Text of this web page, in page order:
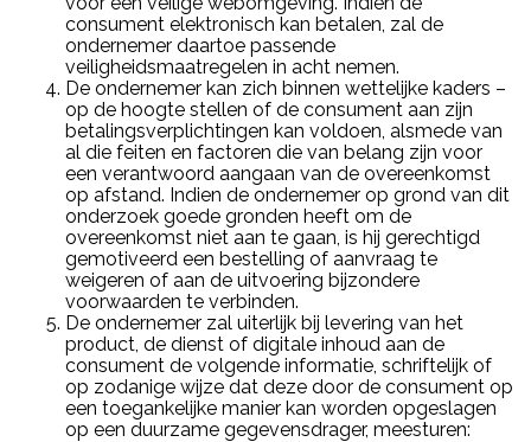
consument elektronisch kan betalen, zal de
ondernemer daartoe passende
veiligheidsmaatregelen in acht nemen.
De ondernemer kan zich binnen wettelijke kaders –
op de hoogte stellen of de consument aan zijn
betalingsverplichtingen kan voldoen, alsmede van
al die feiten en factoren die van belang zijn voor
een verantwoord aangaan van de overeenkomst
op afstand. Indien de ondernemer op grond van dit
onderzoek goede gronden heeft om de
overeenkomst niet aan te gaan, is hij gerechtigd
gemotiveerd een bestelling of aanvraag te
weigeren of aan de uitvoering bijzondere
voorwaarden te verbinden.
De ondernemer zal uiterlijk bij levering van het
product, de dienst of digitale inhoud aan de
consument de volgende informatie, schriftelijk of
op zodanige wijze dat deze door de consument op
een toegankelijke manier kan worden opgeslagen
op een duurzame gegevensdrager, meesturen: